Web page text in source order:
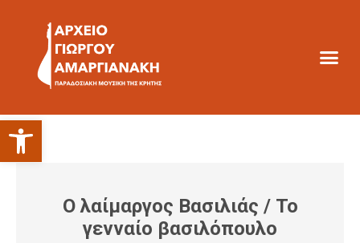
Ανοίξτε τη γραμμή εργαλείων
Ο λαίμαργος Βασιλιάς / Το
γενναίο βασιλόπουλο